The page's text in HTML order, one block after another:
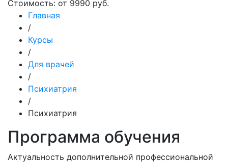
Стоимость: от 9990 руб.
Главная
/
Курсы
/
Для врачей
/
Психиатрия
/
Психиатрия
Программа обучения
Актуальность дополнительной профессиональной